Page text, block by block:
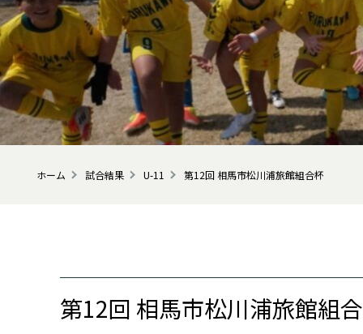
ホーム 試合結果 U-11 第12回 相馬市松川浦旅館組合杯
第12回 相馬市松川浦旅館組